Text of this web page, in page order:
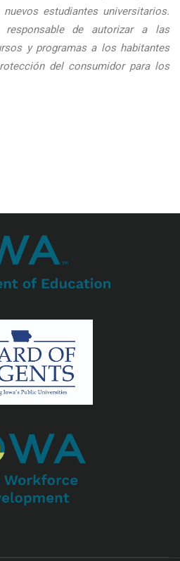
estudiantes universitarios.
de autorizar a las
y programas a los habitantes
del consumidor para los